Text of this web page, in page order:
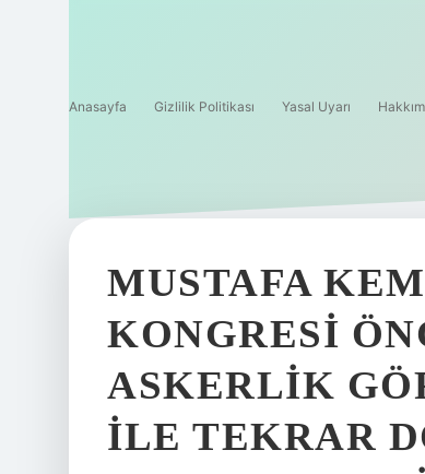
Anasayfa Gizlilik Politikası Yasal Uyarı
MUSTAFA
KONGRESI
ASKERLIK
ILE TEKRAR